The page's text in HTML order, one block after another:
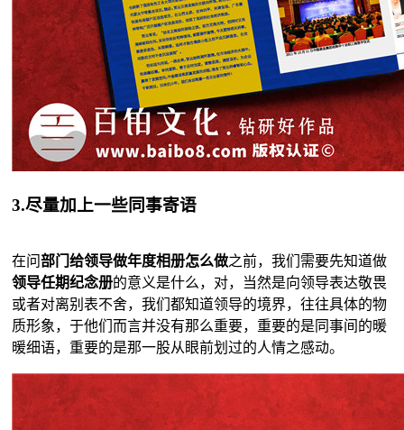
3.尽量加上一些同事寄语
在问部门给领导做年度相册怎么做之前，我们需要先知道做
领导任期纪念册的意义是什么，对，当然是向领导表达敬畏
或者对离别表不舍，我们都知道领导的境界，往往具体的物
质形象，于他们而言并没有那么重要，重要的是同事间的暖
暖细语，重要的是那一股从眼前划过的人情之感动。